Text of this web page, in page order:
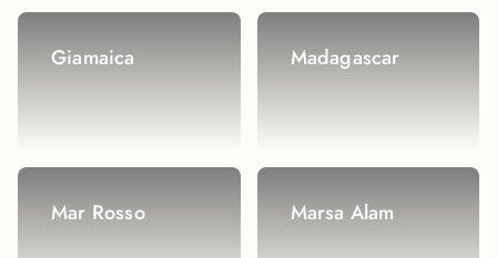
Giamaica Madagascar
Mar Rosso Marsa Alam